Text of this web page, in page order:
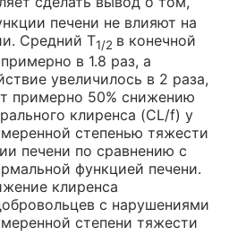
печени не влияют на
Средний T1/2 в конечной
в 1.8 раз, а
увеличилось в 2 раза,
примерно 50% снижению
клиренса (CL/f) у
степенью тяжести
печени по сравнению с
функцией печени.
клиренса
с нарушениями
степени тяжести